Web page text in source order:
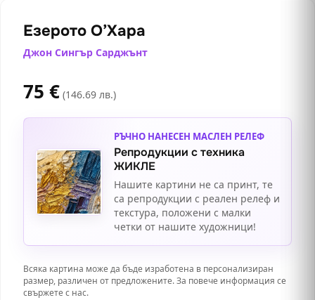
Езерото О’Хара
Джон Сингър Сарджънт
75 € (146.69 лв.)
РЪЧНО НАНЕСЕН МАСЛЕН РЕЛЕФ
Репродукции с техника
ЖИКЛЕ
Нашите картини не са принт, те
са репродукции с реален релеф и
текстура, положени с малки
четки от нашите художници!
Всяка картина може да бъде изработена в персонализиран
размер, различен от предложените. За повече информация се
свържете с нас.